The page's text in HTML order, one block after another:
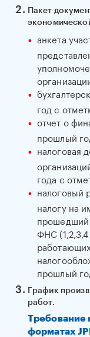
Пакет
анкета
год с
отчет о
прошлый
налоговая
года с
налоговый
налогу на
прошедший
ФНС (1,2,3,4
прошлый
График
работ.
Требование
форматах